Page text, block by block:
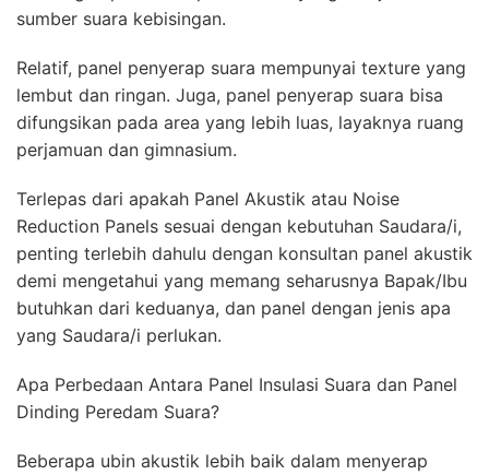
sumber suara kebisingan.
Relatif, panel penyerap suara mempunyai texture yang
lembut dan ringan. Juga, panel penyerap suara bisa
difungsikan pada area yang lebih luas, layaknya ruang
perjamuan dan gimnasium.
Terlepas dari apakah Panel Akustik atau Noise
Reduction Panels sesuai dengan kebutuhan Saudara/i,
penting terlebih dahulu dengan konsultan panel akustik
demi mengetahui yang memang seharusnya Bapak/Ibu
butuhkan dari keduanya, dan panel dengan jenis apa
yang Saudara/i perlukan.
Apa Perbedaan Antara Panel Insulasi Suara dan Panel
Dinding Peredam Suara?
Beberapa ubin akustik lebih baik dalam menyerap